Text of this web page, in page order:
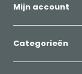
Mijn account
Categorieën